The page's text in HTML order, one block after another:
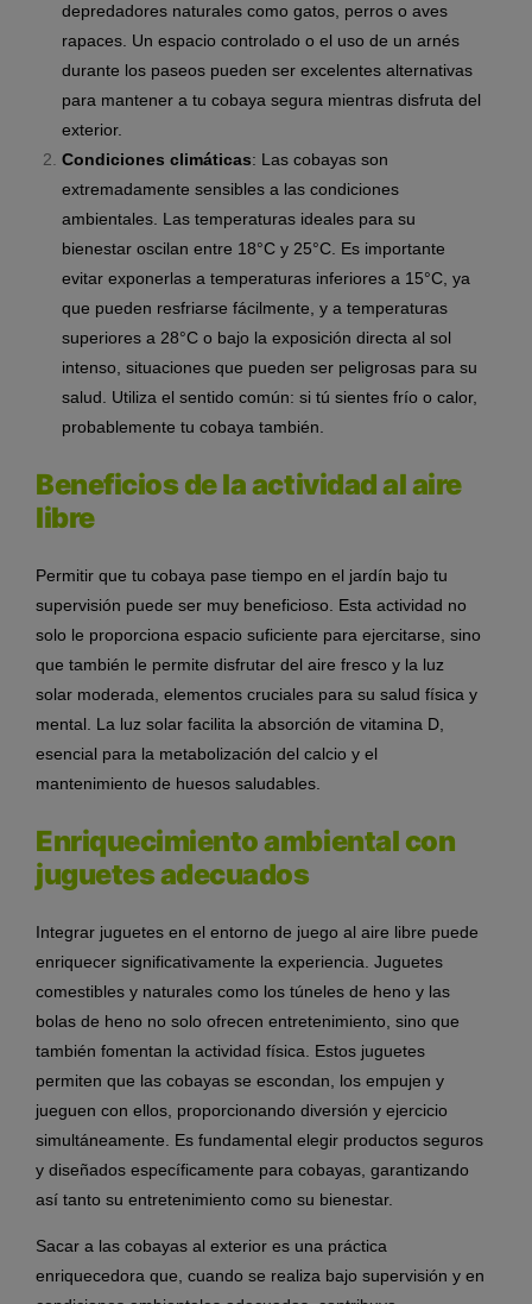
depredadores naturales como gatos, perros o aves
rapaces. Un espacio controlado o el uso de un arnés
durante los paseos pueden ser excelentes alternativas
para mantener a tu cobaya segura mientras disfruta del
exterior.
Condiciones climáticas: Las cobayas son
extremadamente sensibles a las condiciones
ambientales. Las temperaturas ideales para su
bienestar oscilan entre 18°C y 25°C. Es importante
evitar exponerlas a temperaturas inferiores a 15°C, ya
que pueden resfriarse fácilmente, y a temperaturas
superiores a 28°C o bajo la exposición directa al sol
intenso, situaciones que pueden ser peligrosas para su
salud. Utiliza el sentido común: si tú sientes frío o calor,
probablemente tu cobaya también.
Beneficios de la actividad al aire
libre
Permitir que tu cobaya pase tiempo en el jardín bajo tu
supervisión puede ser muy beneficioso. Esta actividad no
solo le proporciona espacio suficiente para ejercitarse, sino
que también le permite disfrutar del aire fresco y la luz
solar moderada, elementos cruciales para su salud física y
mental. La luz solar facilita la absorción de vitamina D,
esencial para la metabolización del calcio y el
mantenimiento de huesos saludables.
Enriquecimiento ambiental con
juguetes adecuados
Integrar juguetes en el entorno de juego al aire libre puede
enriquecer significativamente la experiencia. Juguetes
comestibles y naturales como los túneles de heno y las
bolas de heno no solo ofrecen entretenimiento, sino que
también fomentan la actividad física. Estos juguetes
permiten que las cobayas se escondan, los empujen y
jueguen con ellos, proporcionando diversión y ejercicio
simultáneamente. Es fundamental elegir productos seguros
y diseñados específicamente para cobayas, garantizando
así tanto su entretenimiento como su bienestar.
Sacar a las cobayas al exterior es una práctica
enriquecedora que, cuando se realiza bajo supervisión y en